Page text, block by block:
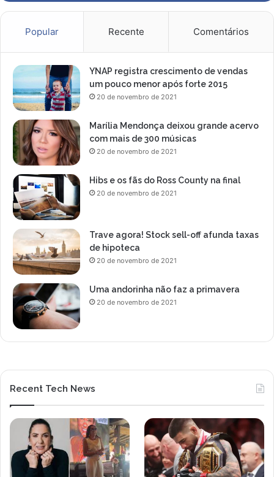
m
a
m
s
u
s
h
w
n
o
m
o
m
m
a
a
Popular Recente Comentários
YNAP registra crescimento de vendas
um pouco menor após forte 2015
20 de novembro de 2021
Marília Mendonça deixou grande acervo
com mais de 300 músicas
20 de novembro de 2021
Hibs e os fãs do Ross County na final
20 de novembro de 2021
Trave agora! Stock sell-off afunda taxas
de hipoteca
20 de novembro de 2021
Uma andorinha não faz a primavera
20 de novembro de 2021
Recent Tech News